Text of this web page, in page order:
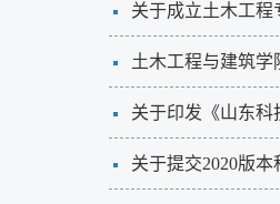
关于成立土木工程
土木工程与建筑学
关于印发《山东科
关于提交2020版